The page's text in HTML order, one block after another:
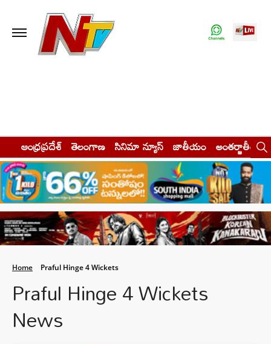
ఆంధ్రప్రదేశ్ తెలంగాణ సినిమా న్యూస్ జాతీయం అంతర్జాతీయం
Home Praful Hinge 4 Wickets
Praful Hinge 4 Wickets
News